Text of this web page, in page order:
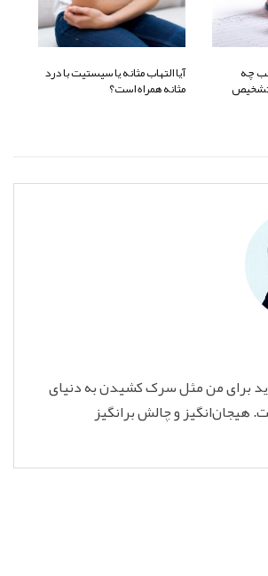
چه
تشخیص
آیا التهاب مثانه یا سیستیت با درد
مثانه همراه است؟
برای من مثل سرک کشیدن به دنیای
هیجان‌انگیز و چالش برانگیز